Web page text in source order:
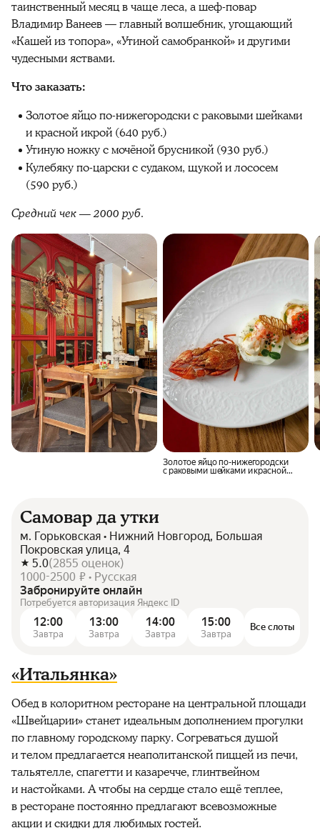
таинственный месяц в чаще леса, а шеф-повар
Владимир Ванеев — главный волшебник, угощающий
«Кашей из топора», «Утиной самобранкой» и другими
чудесными яствами.
Что заказать:
Золотое яйцо по-нижегородски с раковыми шейками
и красной икрой (640 руб.)
Утиную ножку с мочёной брусникой (930 руб.)
Кулебяку по-царски с судаком, щукой и лососем
(590 руб.)
Средний чек — 2000 руб.
Золотое яйцо по-нижегородски
с раковыми шейками и красной
Самовар да утки
м. Горьковская • Нижний Новгород, Большая
Покровская улица, 4
5.0(2855 оценок)
1000-2500 ₽ • Русская
Забронируйте онлайн
Потребуется авторизация Яндекс ID
12:00
Завтра
13:00
Завтра
14:00
Завтра
15:00
Завтра
Все слоты
«Итальянка»
Обед в колоритном ресторане на центральной площади
«Швейцарии» станет идеальным дополнением прогулки
по главному городскому парку. Согреваться душой
и телом предлагается неаполитанской пиццей из печи,
тальятелле, спагетти и казаречче, глинтвейном
и настойками. А чтобы на сердце стало ещё теплее,
в ресторане постоянно предлагают всевозможные
акции и скидки для любимых гостей.